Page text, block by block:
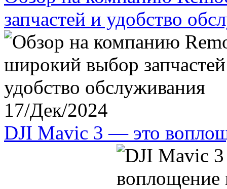
запчастей и удобство
17/Дек/2024
DJI Mavic 3 — это